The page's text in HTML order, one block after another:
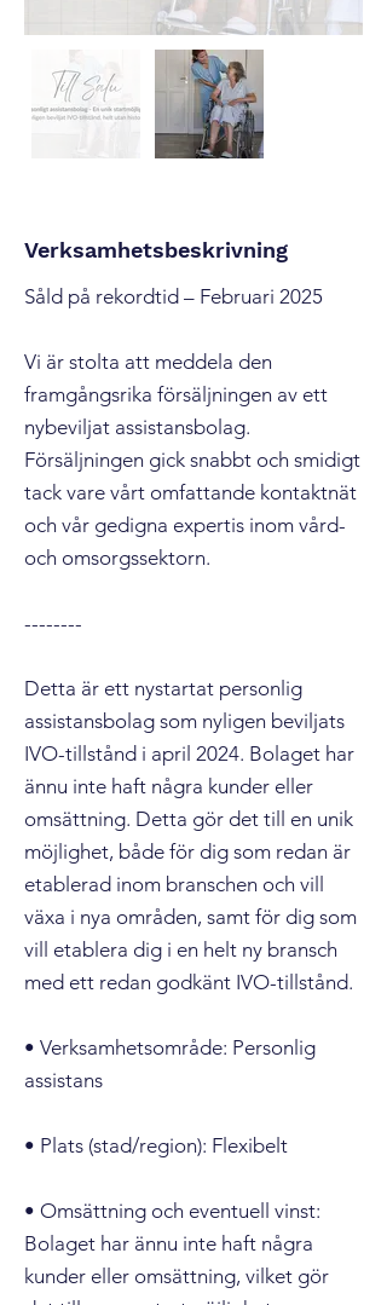
Verksamhetsbeskrivning
Såld på rekordtid – Februari 2025
Vi är stolta att meddela den
framgångsrika försäljningen av ett
nybeviljat assistansbolag.
Försäljningen gick snabbt och smidigt
tack vare vårt omfattande kontaktnät
och vår gedigna expertis inom vård-
och omsorgssektorn.
--------
Detta är ett nystartat personlig
assistansbolag som nyligen beviljats
IVO-tillstånd i april 2024. Bolaget har
ännu inte haft några kunder eller
omsättning. Detta gör det till en unik
möjlighet, både för dig som redan är
etablerad inom branschen och vill
växa i nya områden, samt för dig som
vill etablera dig i en helt ny bransch
med ett redan godkänt IVO-tillstånd.
• Verksamhetsområde: Personlig
assistans
• Plats (stad/region): Flexibelt
• Omsättning och eventuell vinst:
Bolaget har ännu inte haft några
kunder eller omsättning, vilket gör